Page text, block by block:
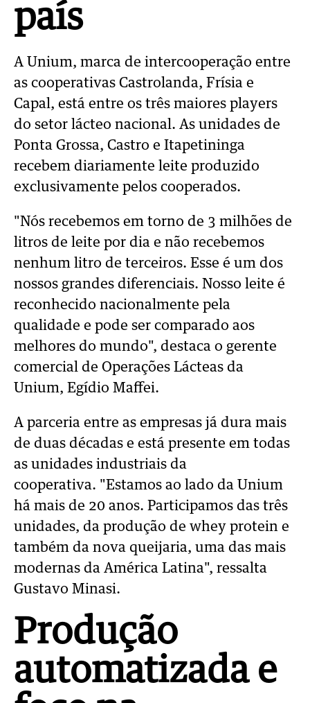
país
A Unium, marca de intercooperação entre
as cooperativas Castrolanda, Frísia e
Capal, está entre os três maiores players
do setor lácteo nacional. As unidades de
Ponta Grossa, Castro e Itapetininga
recebem diariamente leite produzido
exclusivamente pelos cooperados.
"Nós recebemos em torno de 3 milhões de
litros de leite por dia e não recebemos
nenhum litro de terceiros. Esse é um dos
nossos grandes diferenciais. Nosso leite é
reconhecido nacionalmente pela
qualidade e pode ser comparado aos
melhores do mundo", destaca o gerente
comercial de Operações Lácteas da
Unium, Egídio Maffei.
A parceria entre as empresas já dura mais
de duas décadas e está presente em todas
as unidades industriais da
cooperativa. "Estamos ao lado da Unium
há mais de 20 anos. Participamos das três
unidades, da produção de whey protein e
também da nova queijaria, uma das mais
modernas da América Latina", ressalta
Gustavo Minasi.
Produção
automatizada e